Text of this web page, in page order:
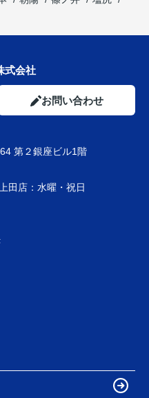
式会社
お問い合わせ
第２銀座ビル1階
田店：水曜・祝日